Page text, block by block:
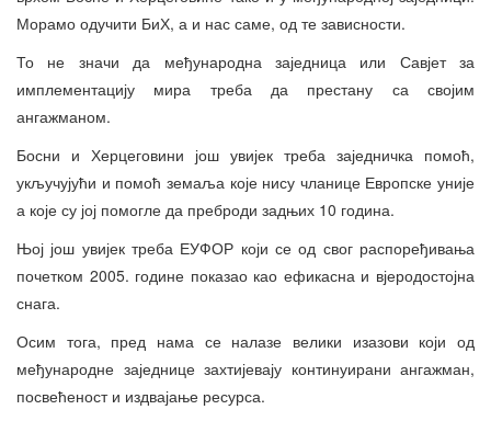
Морамо одучити БиХ, а и нас саме, од те зависности.
То не значи да међународна заједница или Савјет за
имплементацију мира треба да престану са својим
ангажманом.
Босни и Херцеговини још увијек треба заједничка помоћ,
укључујући и помоћ земаља које нису чланице Европске уније
а које су јој помогле да преброди задњих 10 година.
Њој још увијек треба ЕУФОР који се од свог распоређивања
почетком 2005. године показао као ефикасна и вјеродостојна
снага.
Осим тога, пред нама се налазе велики изазови који од
међународне заједнице захтијевају континуирани ангажман,
посвећеност и издвајање ресурса.